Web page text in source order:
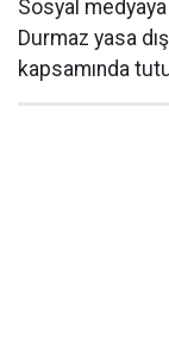
Sosyal
Durmaz yasa
kapsamında